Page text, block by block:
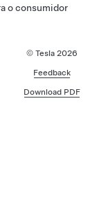
o consumidor
© Tesla 2026
Feedback
Download PDF